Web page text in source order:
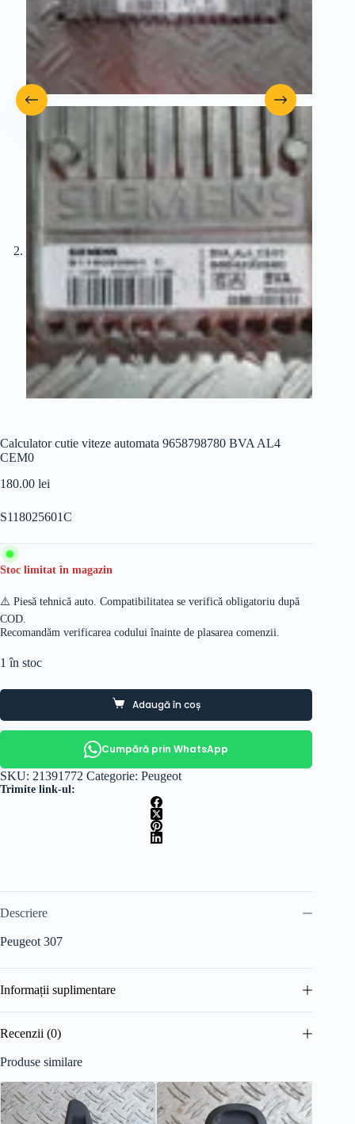
Calculator cutie viteze automata 9658798780 BVA AL4
CEM0
180.00 lei
S118025601C
Stoc limitat în magazin
⚠️ Piesă tehnică auto. Compatibilitatea se verifică obligatoriu după
COD.
Recomandăm verificarea codului înainte de plasarea comenzii.
1 în stoc
Adaugă în coș
Cumpără prin WhatsApp
SKU: 21391772 Categorie: Peugeot
Trimite link-ul:
Descriere
Peugeot 307
Informații suplimentare
Recenzii (0)
Produse similare